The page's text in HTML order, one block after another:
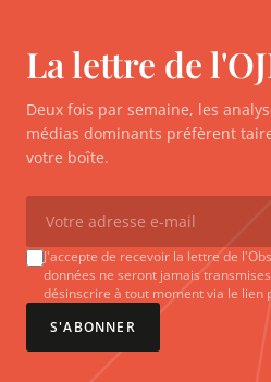
La lettre de
Deux fois par semaine, les
médias dominants préfèrent
votre boîte.
J'accepte de recevoir la lettre de
données ne seront jamais
désinscrire à tout moment via le lien
S'ABONNER